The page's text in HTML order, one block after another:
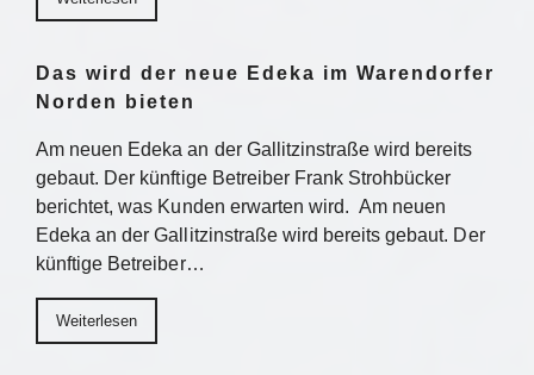
Das wird der neue Edeka im Warendorfer
Norden bieten
Am neuen Edeka an der Gallitzinstraße wird bereits
gebaut. Der künftige Betreiber Frank Strohbücker
berichtet, was Kunden erwarten wird. Am neuen
Edeka an der Gallitzinstraße wird bereits gebaut. Der
künftige Betreiber…
Weiterlesen